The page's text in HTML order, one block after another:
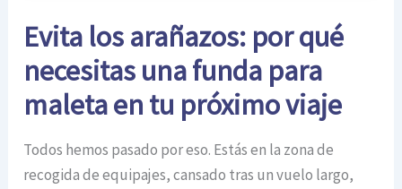
Evita los arañazos: por qué
necesitas una funda para
maleta en tu próximo viaje
Todos hemos pasado por eso. Estás en la zona de
recogida de equipajes, cansado tras un vuelo largo,